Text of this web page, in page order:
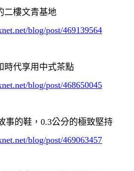
二樓文青基地
blog/post/469139564
時代享用中式茶點
blog/post/468650045
事的鞋，0.3公分的極致堅持
blog/post/469063457